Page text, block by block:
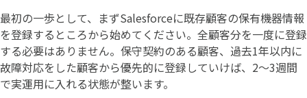
最初の一歩として、まずSalesforceに既存顧客の保有機器情報
を登録するところから始めてください。全顧客分を一度に登録
する必要はありません。保守契約のある顧客、過去1年以内に
故障対応をした顧客から優先的に登録していけば、2〜3週間
で実運用に入れる状態が整います。